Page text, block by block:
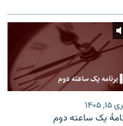
۱۴۰۵
یک ساعته دوم